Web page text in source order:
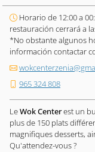
Horario de 12:00 a
restauración cerrará a
*No obstante algunos
información contactar
965 324 808
LeWok Centerest un
plus de 150 plats
magnifiques desserts,
Qu'attendez-vous ?